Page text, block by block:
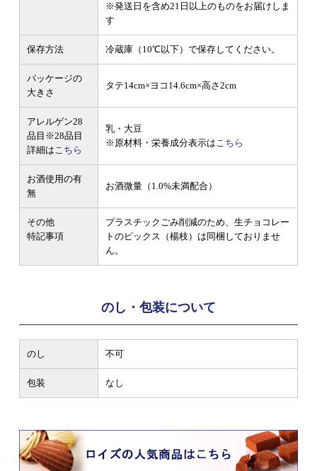
※発送日を含め21日以上のものをお届けしま
す
保存方法 冷蔵庫（10℃以下）で保存してください。
パッケージの
大きさ
タテ14cm×ヨコ14.6cm×高さ2cm
アレルゲン28
品目 ※28品目
詳細はこちら
乳・大豆
※原材料・栄養成分表示はこちら
お酒使用の有
無
お酒微量（1.0%未満配合）
その他
特記事項
プラスチックごみ削減のため、生チョコレー
トのピックス（楊枝）は同梱しておりませ
ん。
のし・包装について
のし 不可
包装 なし